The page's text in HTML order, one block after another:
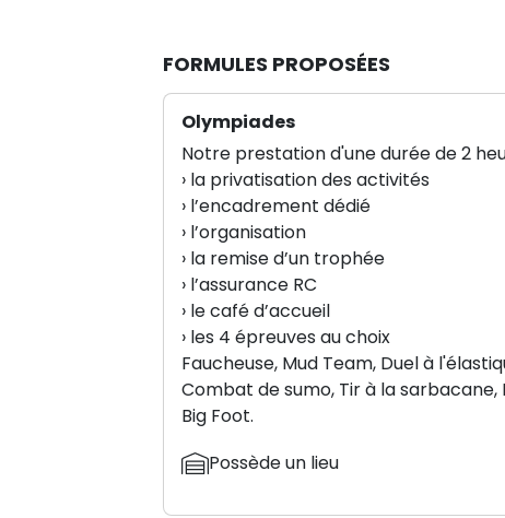
FORMULES PROPOSÉES
Olympiades
Notre prestation d'une durée de 2
› la privatisation des activités
› l’encadrement dédié
› l’organisation
› la remise d’un trophée
› l’assurance RC
› le café d’accueil
› les 4 épreuves au choix
Faucheuse, Mud Team, Duel à
Combat de sumo, Tir à la
Big Foot.
Possède un lieu